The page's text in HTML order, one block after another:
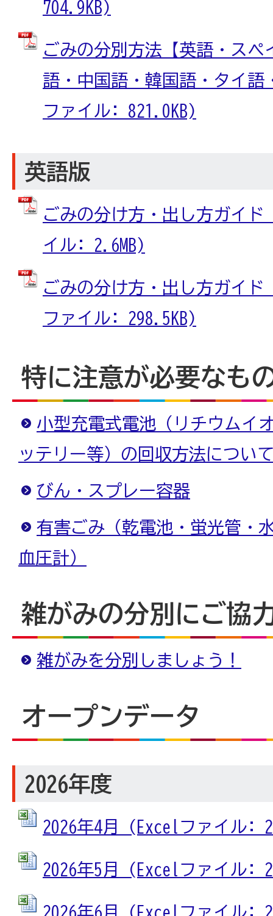
704.9KB)
ごみの分別方法【英語・スペ
語・中国語・韓国語・タイ語
ファイル: 821.0KB)
英語版
ごみの分け方・出し方ガイド
イル: 2.6MB)
ごみの分け方・出し方ガイド
ファイル: 298.5KB)
特に注意が必要なも
小型充電式電池（リチウムイ
ッテリー等）の回収方法につい
びん・スプレー容器
有害ごみ（乾電池・蛍光管・
血圧計）
雑がみの分別にご協
雑がみを分別しましょう！
オープンデータ
2026年度
2026年4月 (Excelファイル:
2026年5月 (Excelファイル:
2026年6月 (Excelファイル: